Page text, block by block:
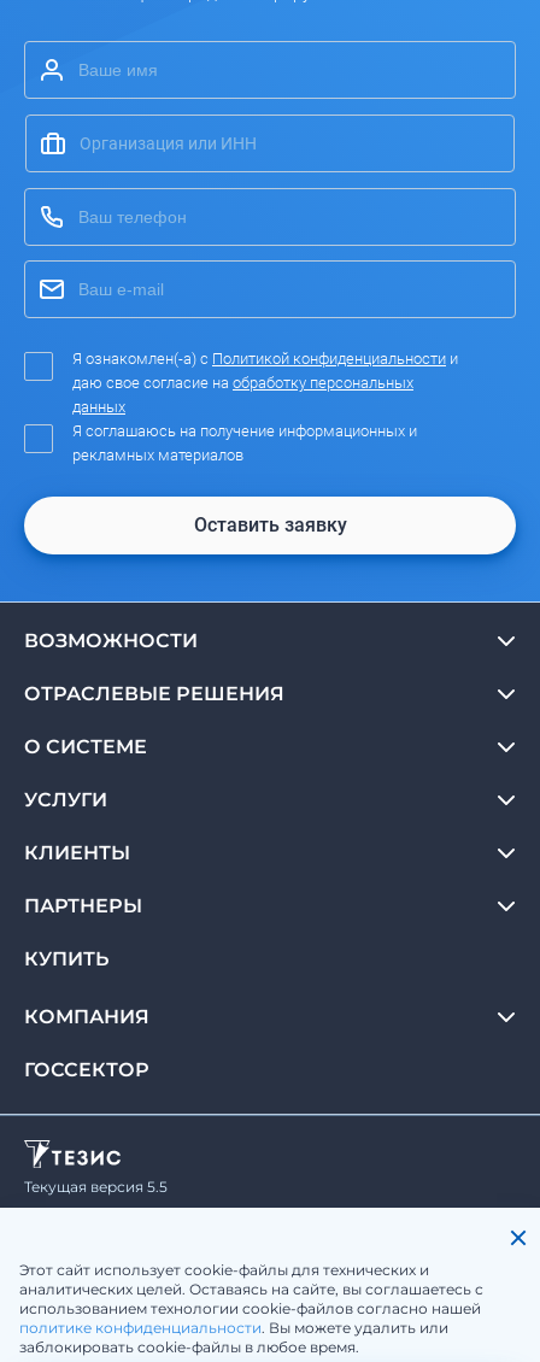
Я ознакомлен(-а) с Политикой конфиденциальности и
даю свое согласие на обработку персональных
данных
Я соглашаюсь на получение информационных и
рекламных материалов
Оставить заявку
ВОЗМОЖНОСТИ
ОТРАСЛЕВЫЕ РЕШЕНИЯ
О СИСТЕМЕ
УСЛУГИ
КЛИЕНТЫ
ПАРТНЕРЫ
КУПИТЬ
КОМПАНИЯ
ГОССЕКТОР
Текущая версия 5.5
Юридическая информация
sale@tezis-doc.ru
Этот сайт использует cookie-файлы для технических и
аналитических целей. Оставаясь на сайте, вы соглашаетесь с
использованием технологии cookie-файлов согласно нашей
политике конфиденциальности. Вы можете удалить или
заблокировать cookie-файлы в любое время.